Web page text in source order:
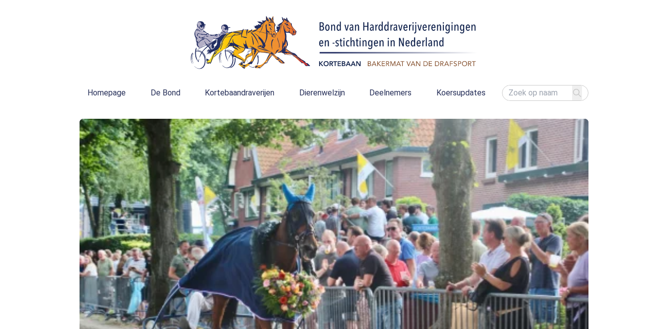
Homepage De Bond Kortebaandraverijen Dierenwelzijn Deelnemers Koersupdates